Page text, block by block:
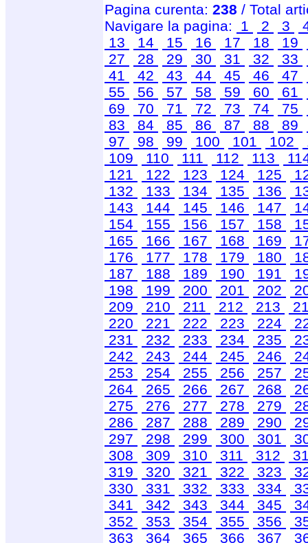
Pagina curenta: 238 / Total
Navigare la pagina:
1 2 3
13
14 15 16 17 18 19
27
28 29 30 31 32 33
41
42 43 44 45 46 47
55
56 57 58 59 60 61
69
70 71 72 73 74 75
83
84 85 86 87 88 89
97
98 99 100 101 102
109
110 111 112 113
121
122 123 124 125
132
133 134 135 136
143
144 145 146 147
154
155 156 157 158
165
166 167 168 169
176
177 178 179 180
187
188 189 190 191
198
199 200 201 202
209
210 211 212 213
220
221 222 223 224
231
232 233 234 235
242
243 244 245 246
253
254 255 256 257
264
265 266 267 268
275
276 277 278 279
286
287 288 289 290
297
298 299 300 301
308
309 310 311 312
319
320 321 322 323
330
331 332 333 334
341
342 343 344 345
352
353 354 355 356
363
364 365 366 367